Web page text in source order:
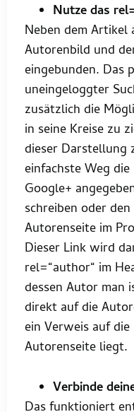
Nutze das
Neben dem Artikel
Autorenbild und
eingebunden. Das
uneingeloggter
zusätzlich die
in seine Kreise zu
dieser Darstellung
einfachste Weg
Google+
schreiben oder
Autorenseite im
Dieser Link wird
rel=“author“ im
dessen Autor man
direkt auf die
ein Verweis auf
Autorenseite liegt.
Verbinde
Das funktioniert